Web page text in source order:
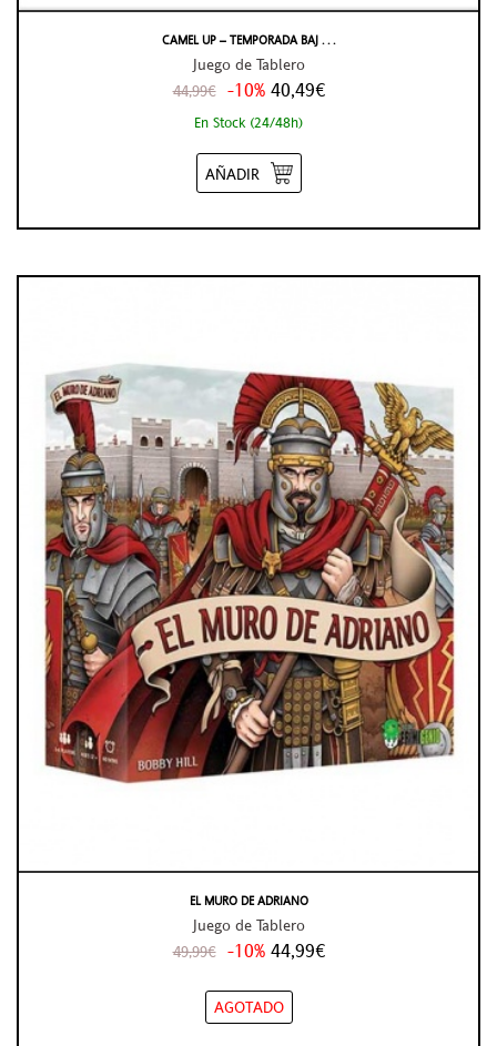
CAMEL UP – TEMPORADA BAJ . . .
Juego de Tablero
44,99€ -10% 40,49€
En Stock (24/48h)
AÑADIR
EL MURO DE ADRIANO
Juego de Tablero
49,99€ -10% 44,99€
AGOTADO